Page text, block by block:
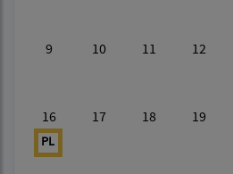
9 10 11 12
16
PL
17 18 19